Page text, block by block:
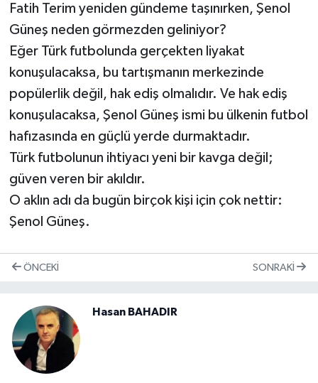
Fatih Terim yeniden gündeme taşınırken, Şenol
Güneş neden görmezden geliniyor?
Eğer Türk futbolunda gerçekten liyakat
konuşulacaksa, bu tartışmanın merkezinde
popülerlik değil, hak ediş olmalıdır. Ve hak ediş
konuşulacaksa, Şenol Güneş ismi bu ülkenin futbol
hafızasında en güçlü yerde durmaktadır.
Türk futbolunun ihtiyacı yeni bir kavga değil;
güven veren bir akıldır.
O aklın adı da bugün birçok kişi için çok nettir:
Şenol Güneş.
ÖNCEKI SONRAKI
Hasan BAHADIR